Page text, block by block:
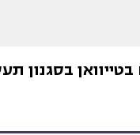
בטייוואן בסגנון